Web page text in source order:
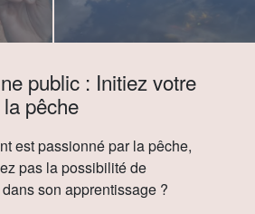
public : Initiez votre
pêche
est passionné par la pêche,
pas la possibilité de
son apprentissage ?